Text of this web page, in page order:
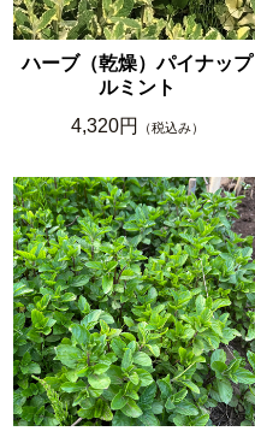
ハーブ（乾燥）パイナップ
ルミント
4,320円
（税込み）